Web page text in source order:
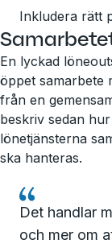
Inkludera rätt
En lyckad
öppet samarbete
från en
beskriv sedan
lönetjänsterna
ska hanteras.
Det handlar
och mer om